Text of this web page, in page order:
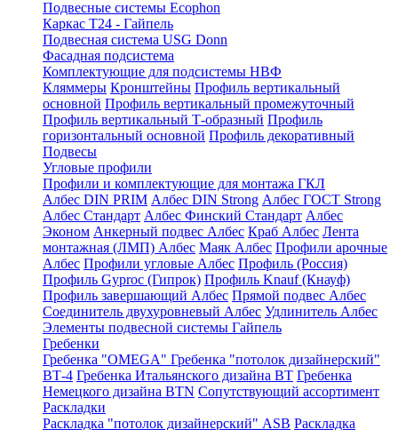
Подвесные системы Ecophon
Каркас Т24 - Гайпель
Подвесная система USG Donn
Фасадная подсистема
Комплектующие для подсистемы НВФ
Кляммеры Кронштейны Профиль вертикальный
основной Профиль вертикальный промежуточный
Профиль вертикальный Т-образный Профиль
горизонтальный основной Профиль декоративный
Подвесы
Угловые профили
Профили и комплектующие для монтажа ГКЛ
Албес DIN PRIM Албес DIN Strong Албес ГОСТ Strong
Албес Стандарт Албес Финский Стандарт Албес
Эконом Анкерный подвес Албес Краб Албес Лента
монтажная (ЛМП) Албес Маяк Албес Профили арочные
Албес Профили угловые Албес Профиль (Россия)
Профиль Gyproc (Гипрок) Профиль Knauf (Кнауф)
Профиль завершающий Албес Прямой подвес Албес
Соединитель двухуровневый Албес Удлинитель Албес
Элементы подвесной системы Гайпель
Гребенки
Гребенка "OMEGA" Гребенка "потолок дизайнерский"
ВТ-4 Гребенка Итальянского дизайна BT Гребенка
Немецкого дизайна ВТN Сопутствующий ассортимент
Раскладки
Раскладка "потолок дизайнерский" ASB Раскладка